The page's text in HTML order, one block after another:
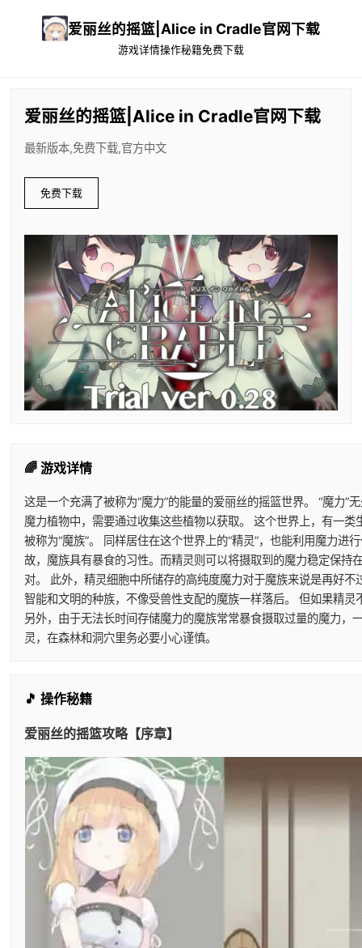
爱丽丝的摇篮|Alice in Cradle官网下载
游戏详情操作秘籍免费下载
爱丽丝的摇篮|Alice in Cradle官网下载
最新版本,免费下载,官方中文
免费下载
🌈 游戏详情
这是一个充满了被称为“魔力”的能量的爱丽丝的摇篮世界。 “魔力
魔力植物中，需要通过收集这些植物以获取。 这个世界上，有一
被称为“魔族”。 同样居住在这个世界上的“精灵”，也能利用魔力
故，魔族具有暴食的习性。而精灵则可以将摄取到的魔力稳定保
对。 此外，精灵细胞中所储存的高纯度魔力对于魔族来说是再好
智能和文明的种族，不像受兽性支配的魔族一样落后。 但如果精
另外，由于无法长时间存储魔力的魔族常常暴食摄取过量的魔力
灵，在森林和洞穴里务必要小心谨慎。
🎵 操作秘籍
爱丽丝的摇篮攻略【序章】